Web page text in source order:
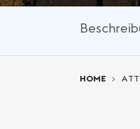
HOME